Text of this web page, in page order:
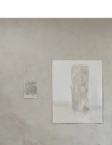
Austausch Berlin-
Austausch Die-
DIEresidenz
Austausch Berlin-